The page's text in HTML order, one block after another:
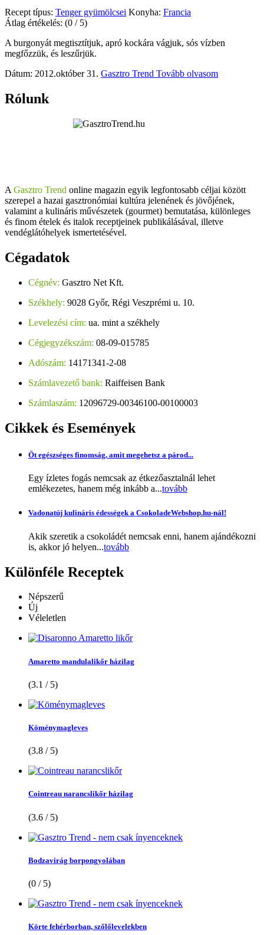
Recept típus: Tenger gyümölcsei Konyha: Francia
Átlag értékelés: (0 / 5)
A burgonyát megtisztítjuk, apró kockára vágjuk, sós vízben
megfőzzük, és leszűrjük.
Dátum: 2012.október 31. Gasztro Trend Tovább olvasom
Rólunk
A Gasztro Trend online magazin egyik legfontosabb céljai között
szerepel a hazai gasztronómiai kultúra jelenének és jövőjének,
valamint a kulináris művészetek (gourmet) bemutatása, különleges
és finom ételek és italok receptjeinek publikálásával, illetve
vendéglátóhelyek ismertetésével.
Cégadatok
Cégnév: Gasztro Net Kft.
Székhely: 9028 Győr, Régi Veszprémi u. 10.
Levelezési cím: ua. mint a székhely
Cégjegyzékszám: 08-09-015785
Adószám: 14171341-2-08
Számlavezető bank: Raiffeisen Bank
Számlaszám: 12096729-00346100-00100003
Cikkek és Események
Öt egészséges finomság, amit megehetsz a párod...
Egy ízletes fogás nemcsak az étkezőasztalnál lehet
emlékezetes, hanem még inkább a...tovább
Vadonatúj kulináris édességek a CsokoladeWebshop.hu-nál!
Akik szeretik a csokoládét nemcsak enni, hanem ajándékozni
is, akkor jó helyen...tovább
Különféle Receptek
Népszerű
Új
Véleletlen
Amaretto mandulalikőr házilag
(3.1 / 5)
Köménymagleves
(3.8 / 5)
Cointreau narancslikőr házilag
(3.6 / 5)
Bodzavirág borpongyolában
(0 / 5)
Körte fehérborban, szőlőlevelekben